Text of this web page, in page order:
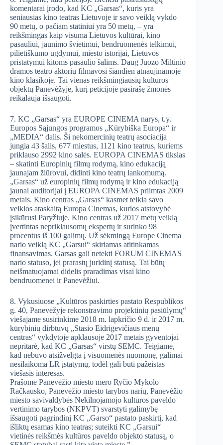
komentarai įrodo, kad KC „Garsas“, kuris yra
seniausias kino teatras Lietuvoje ir savo veiklą vykdo
90 metų, o pačiam statiniui yra 50 metų, – yra
reikšmingas kaip visuma Lietuvos kultūrai, kino
pasauliui, jaunimo švietimui, bendruomenės telkimui,
pilietiškumo ugdymui, miesto istorijai, Lietuvos
pristatymui kitoms pasaulio šalims. Daug Juozo Miltinio
dramos teatro aktorių filmavosi šiandien atnaujinamoje
kino klasikoje. Tai vienas reikšmingiausių kultūros
objektų Panevėžyje, kurį peticijoje pasirašę žmonės
reikalauja išsaugoti.
7. KC „Garsas“ yra EUROPE CINEMA narys, t.y.
Europos Sąjungos programos „Kūrybiška Europa“ ir
„MEDIA“ dalis. Ši nekomercinių teatrų asociacija
jungia 43 šalis, 677 miestus, 1121 kino teatrus, kuriems
priklauso 2992 kino salės. EUROPA CINEMAS tikslas
– skatinti Europinių filmų rodymą, kino edukaciją
jaunajam žiūrovui, didinti kino teatrų lankomumą.
„Garsas“ už europinių filmų rodymą ir kino edukaciją
jaunai auditorijai į EUROPA CINEMAS priimtas 2009
metais. Kino centras „Garsas“ kasmet teikia savo
veiklos ataskaitą Europa Cinemas, kurios atstovybė
įsikūrusi Paryžiuje. Kino centras už 2017 metų veiklą
įvertintas nepriklausomų ekspertų ir surinko 98
procentus iš 100 galimų. Už sėkmingą Europe Cinema
nario veiklą KC „Garsui“ skiriamas atitinkamas
finansavimas. Garsas gali netekti FORUM CINEMAS
nario statuso, jei prarastų juridinį statusą. Tai būtų
neišmatuojamai didelis praradimas visai kino
bendruomenei ir Panevėžiui.
8. Vykusiuose „Kultūros paskirties pastato Respublikos
g. 40, Panevėžyje rekonstravimo projektinių pasiūlymų“
viešajame susirinkime 2018 m. lapkričio 9 d. ir 2017 m.
kūrybinių dirbtuvų „Stasio Eidrigevičiaus menų
centras“ vykdytoje apklausoje 2017 metais gyventojai
nepritarė, kad KC „Garsas“ virstų SEMC. Teigiame,
kad nebuvo atsižvelgta į visuomenės nuomonę, galimai
nesilaikoma LR įstatymų, todėl gali būti pažeistas
viešasis interesas.
Prašome Panevėžio miesto mero Ryčio Mykolo
Račkausko, Panevėžio miesto tarybos narių, Panevėžio
miesto savivaldybės Nekilnojamojo kultūros paveldo
vertinimo tarybos (NKPVT) svarstyti galimybę
išsaugoti pagrindinį KC „Garso“ pastato paskirtį, kad
išliktų esamas kino teatras; suteikti KC „Garsui“
vietinės reikšmės kultūros paveldo objekto statusą, o